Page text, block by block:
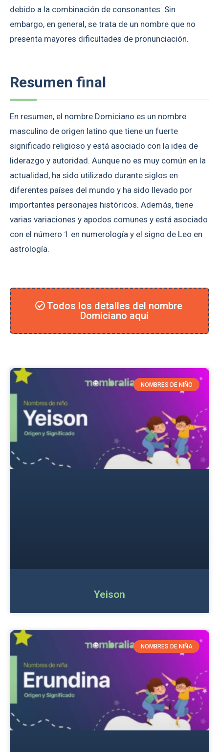
debido a la combinación de consonantes. Sin
embargo, en general, se trata de un nombre que no
presenta mayores dificultades de pronunciación.
Resumen final
En resumen, el nombre Domiciano es un nombre
masculino de origen latino que tiene un fuerte
significado religioso y está asociado con la idea de
liderazgo y autoridad. Aunque no es muy común en la
actualidad, ha sido utilizado durante siglos en
diferentes países del mundo y ha sido llevado por
importantes personajes históricos. Además, tiene
varias variaciones y apodos comunes y está asociado
con el número 1 en numerología y el signo de Leo en
astrología.
Todos los detalles del nombre
Domiciano aquí
NOMBRES DE NIÑO
Yeison
NOMBRES DE NIÑA